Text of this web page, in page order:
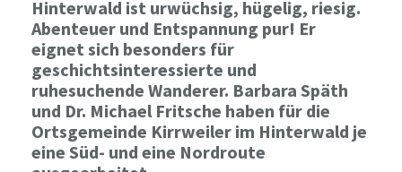
Hinterwald ist urwüchsig, hügelig, riesig.
Abenteuer und Entspannung pur! Er
eignet sich besonders für
geschichtsinteressierte und
ruhesuchende Wanderer. Barbara Späth
und Dr. Michael Fritsche haben für die
Ortsgemeinde Kirrweiler im Hinterwald je
eine Süd- und eine Nordroute